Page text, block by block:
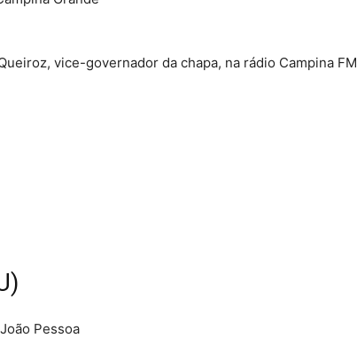
vice-governador da chapa, na rádio Campina FM
Pessoa